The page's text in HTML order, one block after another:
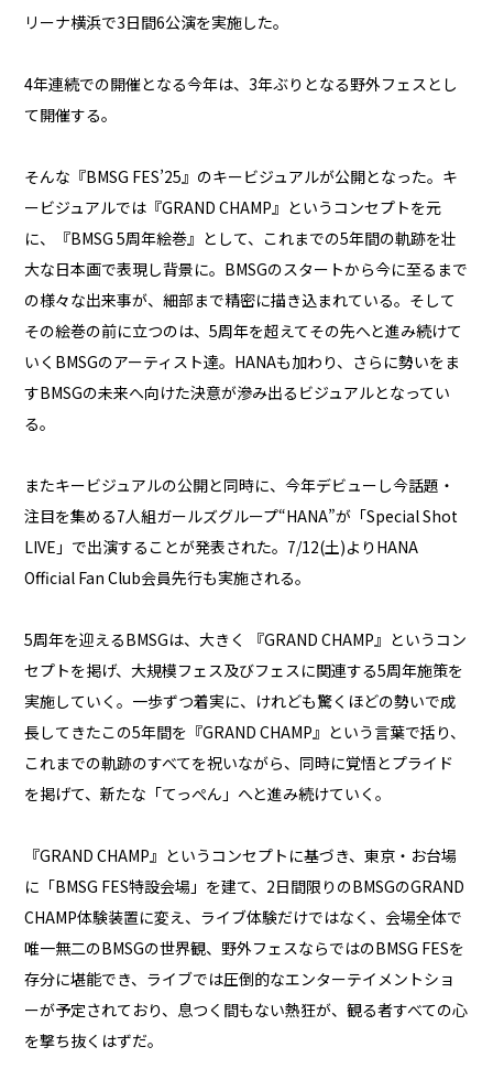
リーナ横浜で3日間6公演を実施した。
4年連続での開催となる今年は、3年ぶりとなる野外フェスとし
て開催する。
そんな『BMSG FES’25』のキービジュアルが公開となった。キ
ービジュアルでは『GRAND CHAMP』というコンセプトを元
に、『BMSG 5周年絵巻』として、これまでの5年間の軌跡を壮
大な日本画で表現し背景に。BMSGのスタートから今に至るまで
の様々な出来事が、細部まで精密に描き込まれている。そして
その絵巻の前に立つのは、5周年を超えてその先へと進み続けて
いくBMSGのアーティスト達。HANAも加わり、さらに勢いをま
すBMSGの未来へ向けた決意が滲み出るビジュアルとなってい
る。
またキービジュアルの公開と同時に、今年デビューし今話題・
注目を集める7人組ガールズグループ“HANA”が「Special Shot
LIVE」で出演することが発表された。7/12(土)よりHANA
Official Fan Club会員先行も実施される。
5周年を迎えるBMSGは、大きく 『GRAND CHAMP』というコン
セプトを掲げ、大規模フェス及びフェスに関連する5周年施策を
実施していく。一歩ずつ着実に、けれども驚くほどの勢いで成
長してきたこの5年間を『GRAND CHAMP』という言葉で括り、
これまでの軌跡のすべてを祝いながら、同時に覚悟とプライド
を掲げて、新たな「てっぺん」へと進み続けていく。
『GRAND CHAMP』というコンセプトに基づき、東京・お台場
に「BMSG FES特設会場」を建て、2日間限りのBMSGのGRAND
CHAMP体験装置に変え、ライブ体験だけではなく、会場全体で
唯一無二のBMSGの世界観、野外フェスならではのBMSG FESを
存分に堪能でき、ライブでは圧倒的なエンターテイメントショ
ーが予定されており、息つく間もない熱狂が、観る者すべての心
を撃ち抜くはずだ。